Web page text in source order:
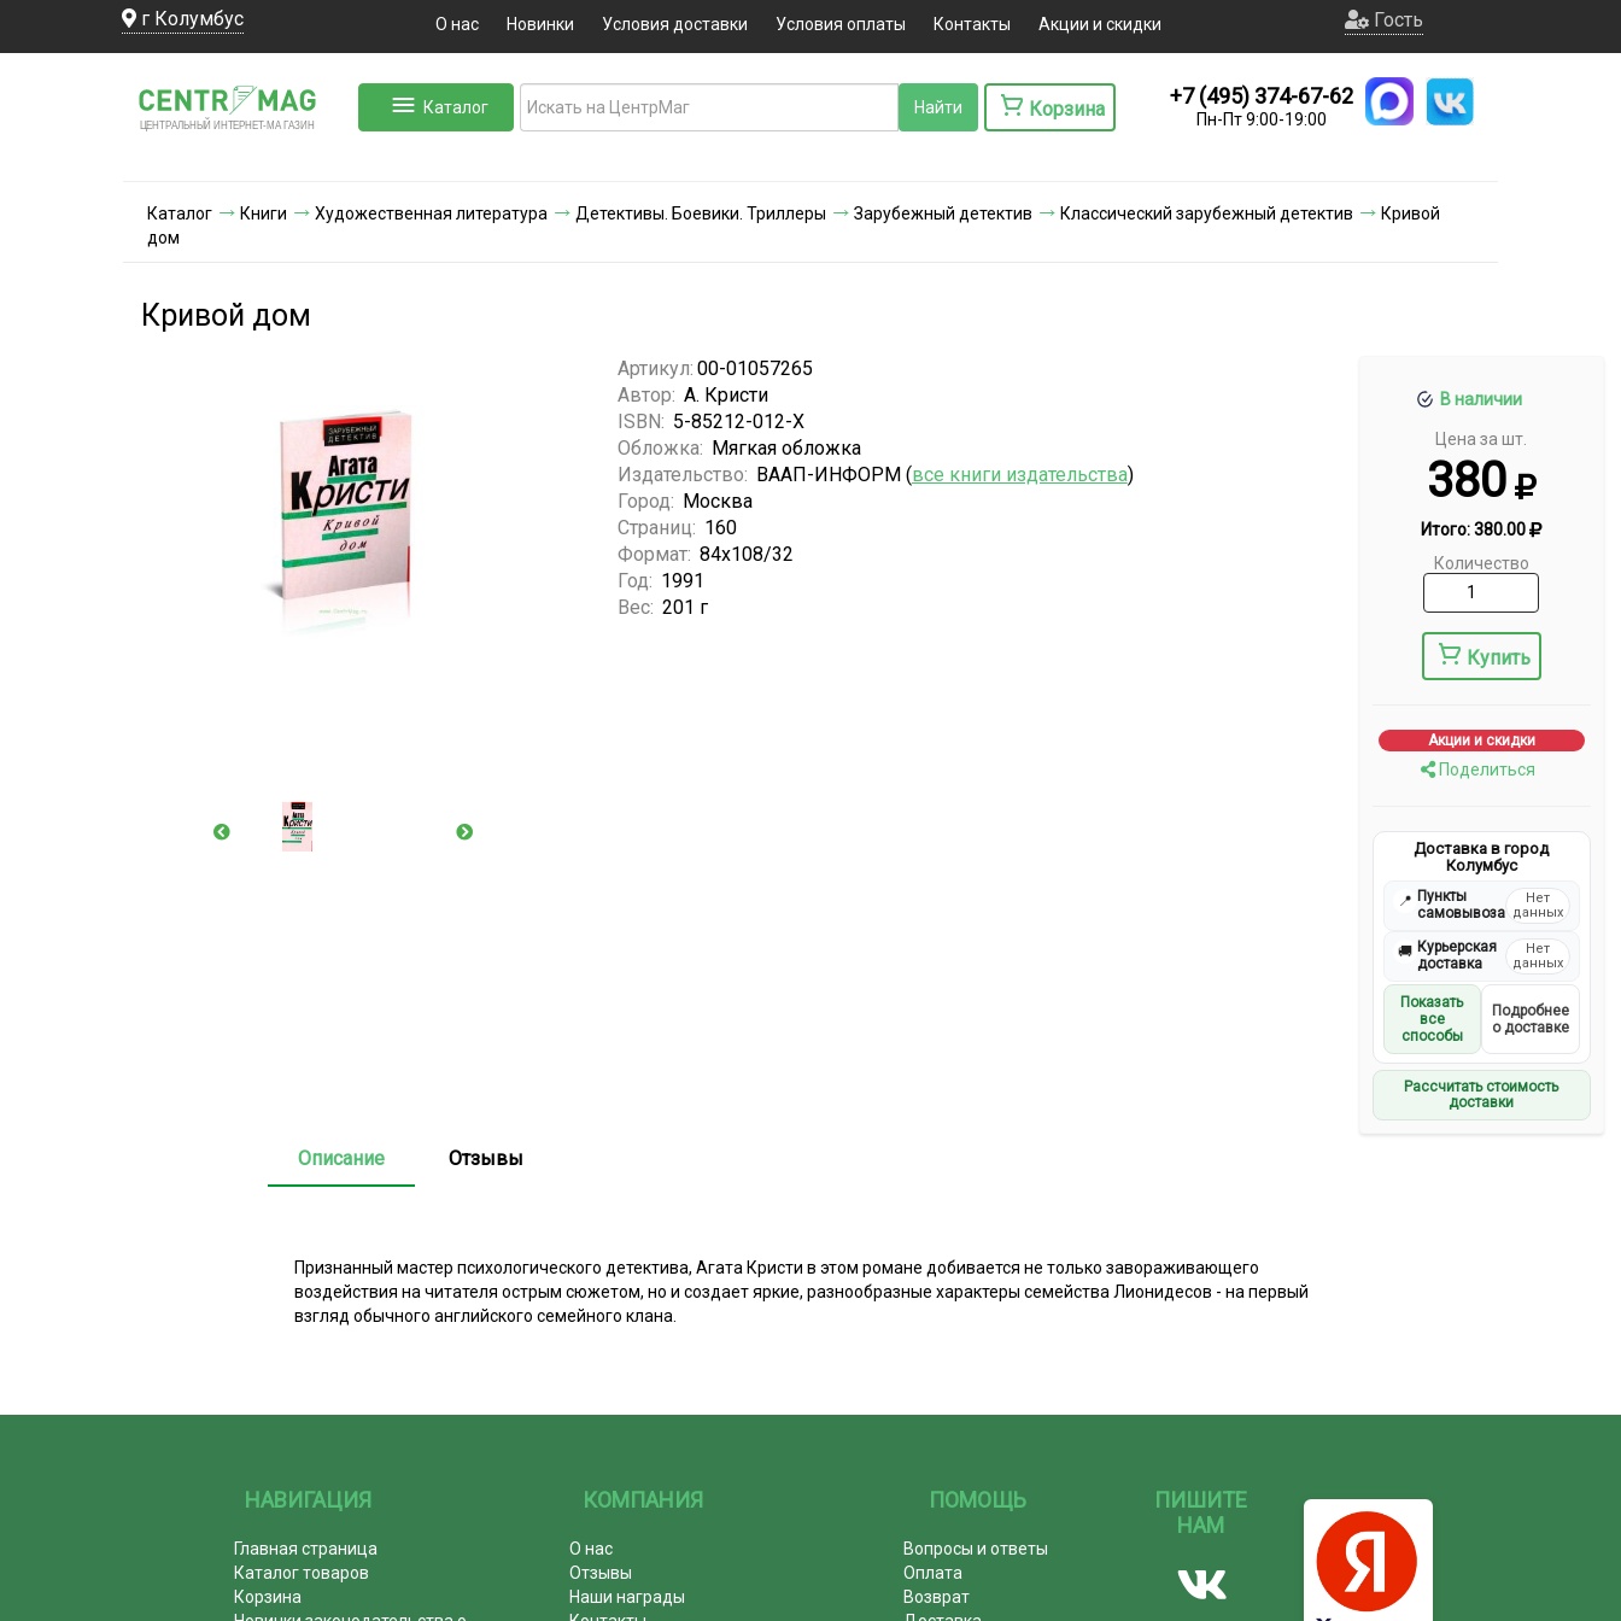
г Колумбус О нас Новинки Условия доставки Условия оплаты Контакты Акции и скидки Гость
ЦЕНТРАЛЬНЫЙ ИНТЕРНЕТ-МА ГАЗИН
Каталог Корзина
+7 (495) 374-67-62
Пн-Пт 9:00-19:00
Каталог Книги Художественная литература Детективы. Боевики. Триллеры Зарубежный детектив Классический зарубежный детектив
Кривой
дом
Кривой дом
В наличии
Цена за шт.
380
Итого:380.00
Количество
Купить
Акции и скидки
Поделиться
Доставка в город
Колумбус
📍 Пункты
самовывоза
Нет
данных
🚚 Курьерская
доставка
Нет
данных
Показать
все
способы
Подробнее
о доставке
Рассчитать стоимость
доставки
Артикул: 00-01057265
Автор: А. Кристи
ISBN: 5-85212-012-X
Обложка: Мягкая обложка
Издательство: ВААП-ИНФОРМ (все книги издательства)
Город: Москва
Страниц: 160
Формат: 84x108/32
Год: 1991
Вес: 201 г
Описание Отзывы
Признанный мастер психологического детектива, Агата Кристи в этом романе добивается не только завораживающего
воздействия на читателя острым сюжетом, но и создает яркие, разнообразные характеры семейства Лионидесов - на первый
взгляд обычного английского семейного клана.
НАВИГАЦИЯ
Главная страница
Каталог товаров
Корзина
КОМПАНИЯ
О нас
Отзывы
Наши награды
ПОМОЩЬ
Вопросы и ответы
Оплата
Возврат
ПИШИТЕ
НАМ